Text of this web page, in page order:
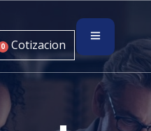
0 Cotizacion